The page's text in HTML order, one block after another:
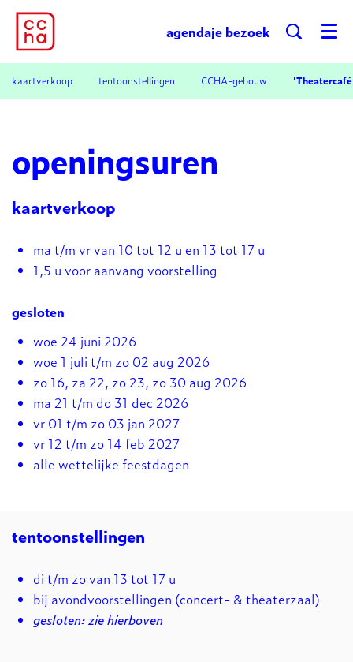
agendaje bezoek Menu
kaartverkoop tentoonstellingen CCHA-gebouw 'Theatercafé
openingsuren
kaartverkoop
ma t/m vr van 10 tot 12 u en 13 tot 17 u
1,5 u voor aanvang voorstelling
gesloten
woe 24 juni 2026
woe 1 juli t/m zo 02 aug 2026
zo 16, za 22, zo 23, zo 30 aug 2026
ma 21 t/m do 31 dec 2026
vr 01 t/m zo 03 jan 2027
vr 12 t/m zo 14 feb 2027
alle wettelijke feestdagen
tentoonstellingen
di t/m zo van 13 tot 17 u
bij avondvoorstellingen (concert- & theaterzaal)
gesloten: zie hierboven